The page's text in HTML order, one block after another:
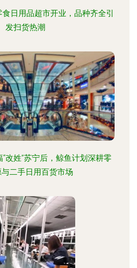
日用品超市开业，品种齐全引
发扫货热潮
改姓”苏宁后，鲸鱼计划深耕零
二手日用百货市场